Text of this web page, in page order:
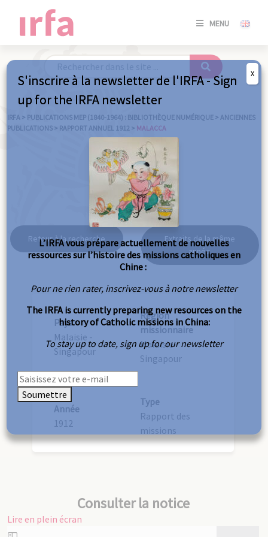
MENU
SE
/
IRFA > PUBLICATIONS MEP (1840-1964) : BIBLIOTHÈQUE NUMÉRIQUE > ANCIENNES
PUBLICATIONS > RAPPORT ANNUEL 1912 > MALACCA
Malacca
Retour à la recherche
Extraits de la même
année
Pays
Malaisie -
Singapour
Région
missionnaire
Malaisie-
Singapour
Année
1912
Type
Rapport des
missions
Consulter la notice
Lire en plein écran
Aller
S'inscrire à la newsletter de l'IRFA - Sign
up for the IRFA newsletter
L’IRFA vous prépare actuellement de nouvelles
ressources sur l’histoire des missions catholiques en
Chine :
Pour ne rien rater, inscrivez-vous à notre newsletter
The IRFA is currently preparing new resources on the
history of Catholic missions in China:
To stay up to date, sign up for our newsletter
Soumettre
X